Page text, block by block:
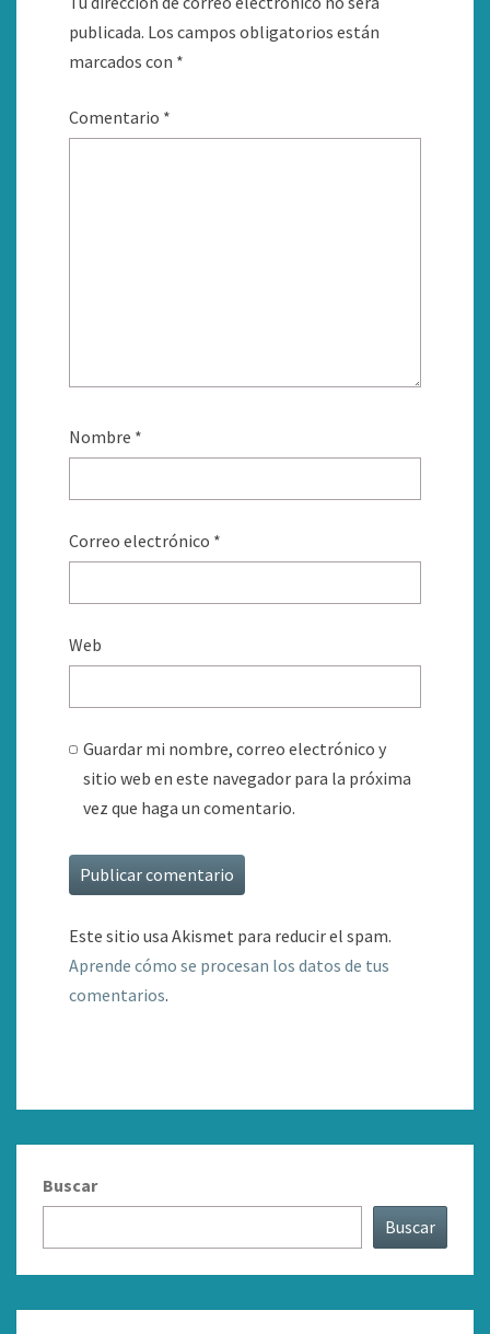
publicada. Los campos obligatorios están
marcados con *
Comentario *
Nombre *
Correo electrónico *
Web
Guardar mi nombre, correo electrónico y
sitio web en este navegador para la próxima
vez que haga un comentario.
Este sitio usa Akismet para reducir el spam.
Aprende cómo se procesan los datos de tus
comentarios.
Buscar
Buscar